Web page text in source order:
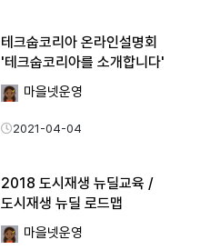
테크숩코리아 온라인설명회
'테크숩코리아를 소개합니다'
마을넷운영
2021-04-04
2018 도시재생 뉴딜교육 /
도시재생 뉴딜 로드맵
마을넷운영